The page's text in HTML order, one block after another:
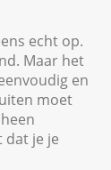
echt op.
Maar het
en
moet
dat je je